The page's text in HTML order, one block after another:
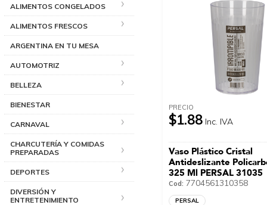
ALIMENTOS CONGELADOS
ALIMENTOS FRESCOS
ARGENTINA EN TU MESA
AUTOMOTRIZ
BELLEZA
BIENESTAR
CARNAVAL
CHARCUTERÍA Y COMIDAS
PREPARADAS
DEPORTES
DIVERSIÓN Y
ENTRETENIMIENTO
PRECIO
$1.88 Inc. IVA
Vaso Plástico Cristal
Antideslizante
325 Ml PERSAL 31035
Cod: 7704561310358
PERSAL